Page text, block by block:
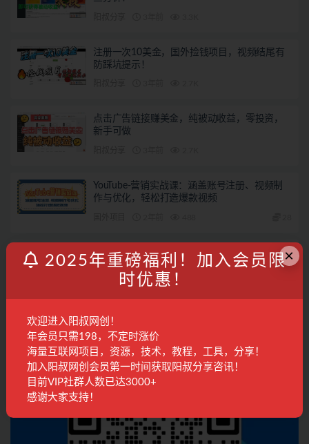
注册一次10美金，国外捡钱项目，视频结尾有
防踩坑提示！
点击广告链接赚美金，纯被动收益，零投资，
新手可做
YouTube-营销实战课：涵盖账号注册、视频制
作与优化，轻松打造爆款视频
发表回复
联系客服
×
2025年重磅福利！加入会员限
时优惠！
欢迎进入阳叔网创！
年会员只需198，不定时涨价
海量互联网项目，资源，技术，教程，工具，分享！
加入阳叔网创会员第一时间获取阳叔分享咨讯！
目前VIP社群人数已达3000+
感谢大家支持！